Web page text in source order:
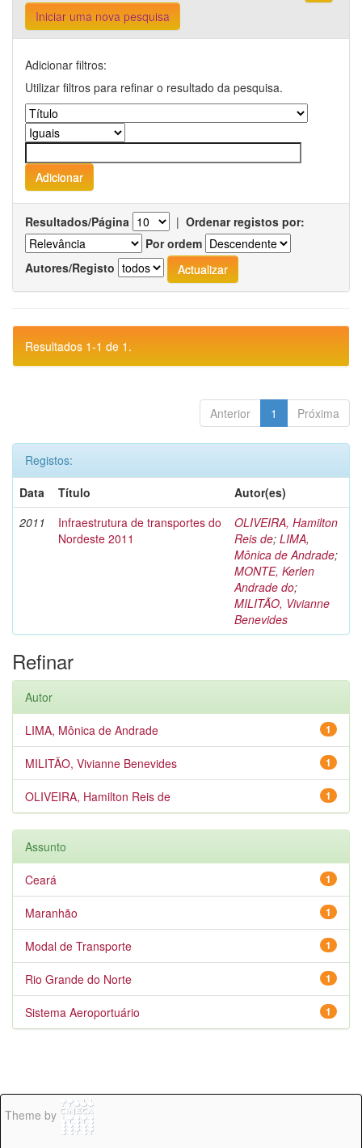
Iniciar uma nova pesquisa
Adicionar filtros:
Utilizar filtros para refinar o resultado da pesquisa.
Resultados/Página | Ordenar registos por:
Por ordem
Autores/Registo
Resultados 1-1 de 1.
Anterior 1 Próxima
Registos:
Data
Título
Autor(es)
2011
Infraestrutura de transportes do
Nordeste 2011
OLIVEIRA, Hamilton
Reis de; LIMA,
Mônica de Andrade;
MONTE, Kerlen
Andrade do;
MILITÃO, Vivianne
Benevides
Refinar
Autor
1
LIMA, Mônica de Andrade
1
MILITÃO, Vivianne Benevides
1
OLIVEIRA, Hamilton Reis de
Assunto
1
Ceará
1
Maranhão
1
Modal de Transporte
1
Rio Grande do Norte
1
Sistema Aeroportuário
Theme by